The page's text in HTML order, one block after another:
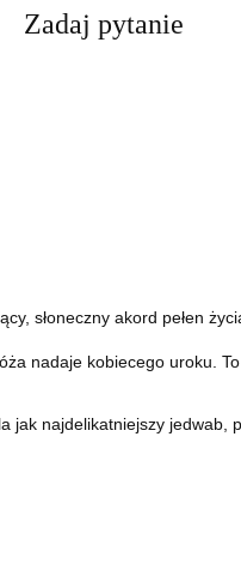
Zadaj pytanie
słoneczny akord pełen
nadaje kobiecego uroku.
jak najdelikatniejszy jedwab,